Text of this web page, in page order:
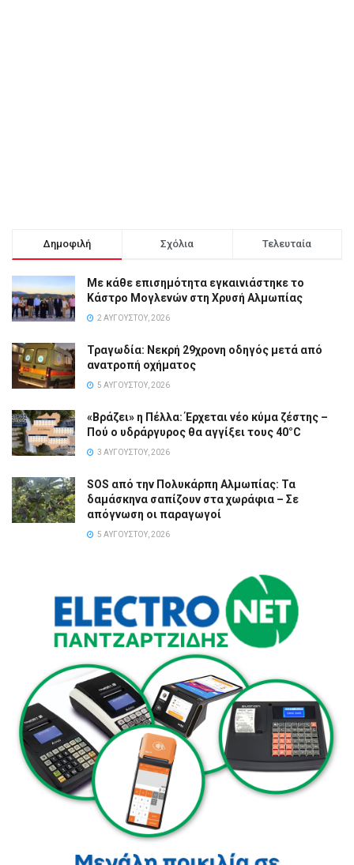
Δημοφιλή Σχόλια Τελευταία
Με κάθε επισημότητα εγκαινιάστηκε το
Κάστρο Μογλενών στη Χρυσή Αλμωπίας
2 ΑΥΓΟΎΣΤΟΥ, 2026
Τραγωδία: Νεκρή 29χρονη οδηγός μετά από
ανατροπή οχήματος
5 ΑΥΓΟΎΣΤΟΥ, 2026
«Βράζει» η Πέλλα: Έρχεται νέο κύμα ζέστης –
Πού ο υδράργυρος θα αγγίξει τους 40°C
3 ΑΥΓΟΎΣΤΟΥ, 2026
SOS από την Πολυκάρπη Αλμωπίας: Τα
δαμάσκηνα σαπίζουν στα χωράφια – Σε
απόγνωση οι παραγωγοί
5 ΑΥΓΟΎΣΤΟΥ, 2026